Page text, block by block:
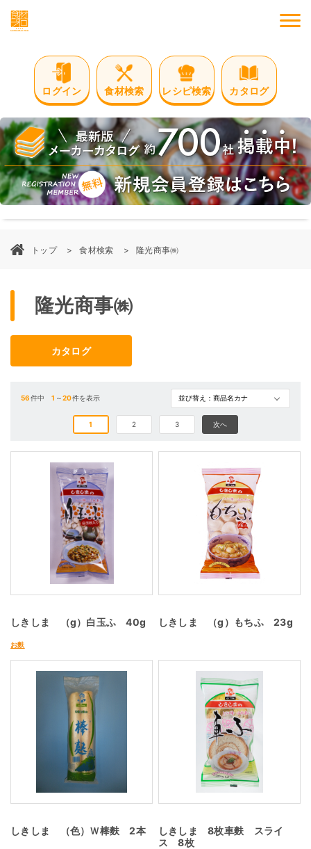
ログイン 食材検索 レシピ検索 カタログ
トップ 食材検索 隆光商事㈱
隆光商事㈱
カタログ
56件中1 ～20件を表示
1 2 3 次へ
しきしま （g）白玉ふ 40g
お麩
しきしま （g）もちふ 23g
しきしま （色）Ｗ棒麩 2本
しきしま 8枚車麩 スライ
ス 8枚